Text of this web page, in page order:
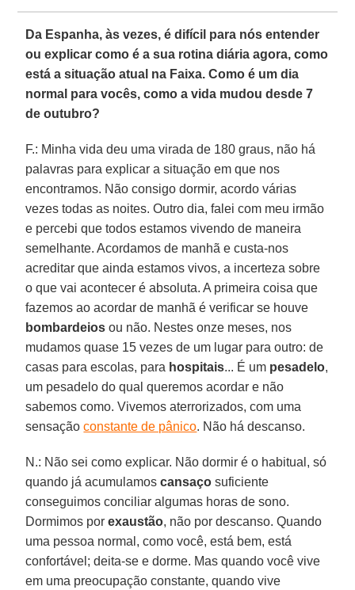
Da Espanha, às vezes, é difícil para nós entender
ou explicar como é a sua rotina diária agora, como
está a situação atual na Faixa. Como é um dia
normal para vocês, como a vida mudou desde 7
de outubro?
F.: Minha vida deu uma virada de 180 graus, não há
palavras para explicar a situação em que nos
encontramos. Não consigo dormir, acordo várias
vezes todas as noites. Outro dia, falei com meu irmão
e percebi que todos estamos vivendo de maneira
semelhante. Acordamos de manhã e custa-nos
acreditar que ainda estamos vivos, a incerteza sobre
o que vai acontecer é absoluta. A primeira coisa que
fazemos ao acordar de manhã é verificar se houve
bombardeios ou não. Nestes onze meses, nos
mudamos quase 15 vezes de um lugar para outro: de
casas para escolas, para hospitais... É um pesadelo,
um pesadelo do qual queremos acordar e não
sabemos como. Vivemos aterrorizados, com uma
sensaçãoconstante de pânico. Não há descanso.
N.: Não sei como explicar. Não dormir é o habitual, só
quando já acumulamoscansaço suficiente
conseguimos conciliar algumas horas de sono.
Dormimos porexaustão, não por descanso. Quando
uma pessoa normal, como você, está bem, está
confortável; deita-se e dorme. Mas quando você vive
em uma preocupação constante, quando vive